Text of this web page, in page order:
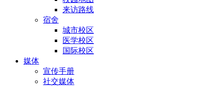
来访路线
宿舍
城市校区
医学校区
国际校区
媒体
宣传手册
社交媒体